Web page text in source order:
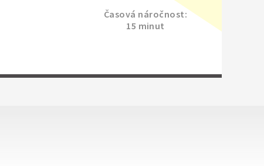
Časová náročnost:
15 minut